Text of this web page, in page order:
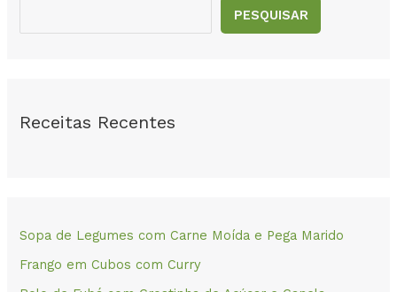
PESQUISAR
Receitas Recentes
Sopa de Legumes com Carne Moída e Pega Marido
Frango em Cubos com Curry